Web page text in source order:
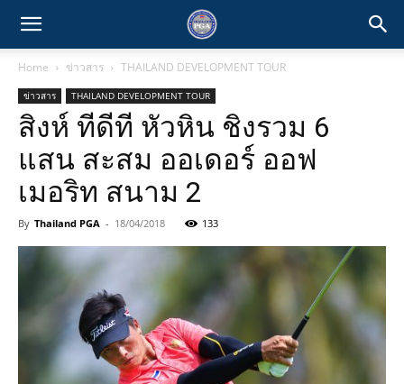
Home ข่าวสาร THAILAND DEVELOPMENT TOUR
ข่าวสาร THAILAND DEVELOPMENT TOUR
สิงห์ ทีดีที หัวหิน ชิงรวม 6
แสน สะสม ออเดอร์ ออฟ
เมอริท สนาม 2
By Thailand PGA - 18/04/2018 133